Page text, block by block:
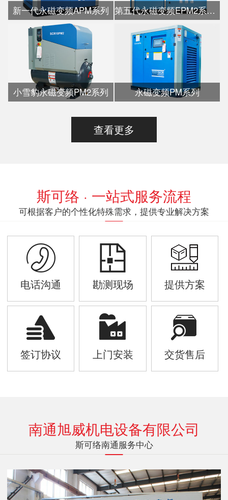
新一代永磁变频APM系列 第五代永磁变频EPM2系列水冷
小雪豹永磁变频PM2系列 永磁变频PM系列
查看更多
斯可络 · 一站式服务流程
可根据客户的个性化特殊需求，提供专业解决方案
电话沟通 勘测现场 提供方案
签订协议 上门安装 交货售后
南通旭威机电设备有限公司
斯可络南通服务中心